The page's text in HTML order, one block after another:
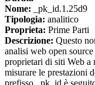
Nome: _pk_id.1.25d9
Tipologia: analitico
Proprieta: Prime Parti
Descrizione: Questo
analisi web open
proprietari di siti Web a
misurare le prestazioni